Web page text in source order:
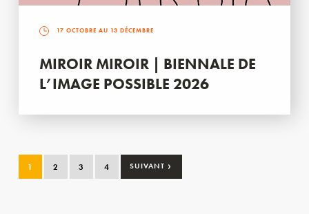
17 OCTOBRE AU 13 DÉCEMBRE
MIROIR MIROIR | BIENNALE DE
L’IMAGE POSSIBLE 2026
1 2 3 4 SUIVANT ›